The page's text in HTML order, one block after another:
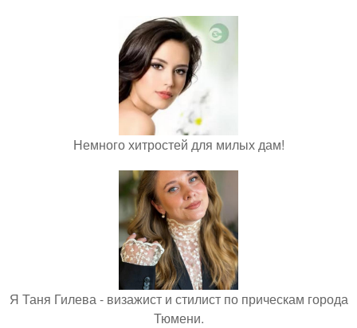
Немного хитростей для милых дам!
Я Таня Гилева - визажист и стилист по прическам города
Тюмени.